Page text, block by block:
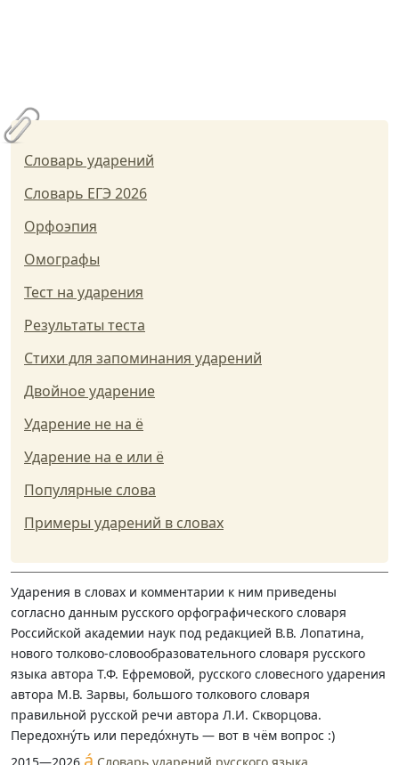
Словарь ударений
Словарь ЕГЭ 2026
Орфоэпия
Омографы
Тест на ударения
Результаты теста
Стихи для запоминания ударений
Двойное ударение
Ударение не на ё
Ударение на е или ё
Популярные слова
Примеры ударений в словах
Ударения в словах и комментарии к ним приведены
согласно данным русского орфографического словаря
Российской академии наук под редакцией В.В. Лопатина,
нового толково-словообразовательного словаря русского
языка автора Т.Ф. Ефремовой, русского словесного ударения
автора М.В. Зарвы, большого толкового словаря
правильной русской речи автора Л.И. Скворцова.
Передохну́ть или передо́хнуть — вот в чём вопрос :)
á